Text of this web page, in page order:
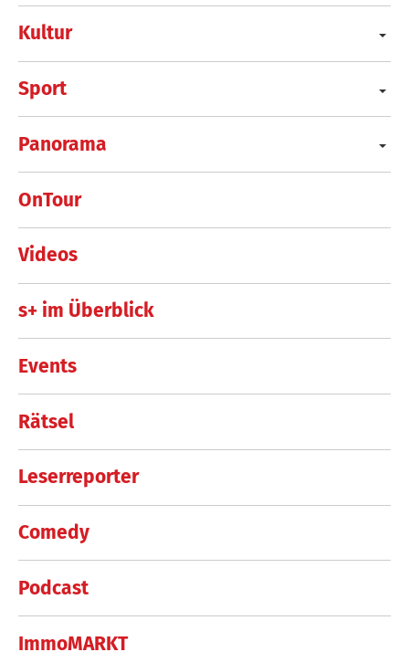
Kultur
Sport
Panorama
OnTour
Videos
s+ im Überblick
Events
Rätsel
Leserreporter
Comedy
Podcast
ImmoMARKT